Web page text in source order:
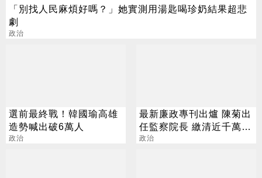
「別找人民麻煩好嗎？」她實測用湯匙喝珍奶結果超悲
劇
政治
選前最終戰！韓國瑜高雄
造勢喊出破6萬人
政治
最新廉政專刊出爐 陳菊出
任監察院長 繳清近千萬房
貸
政治